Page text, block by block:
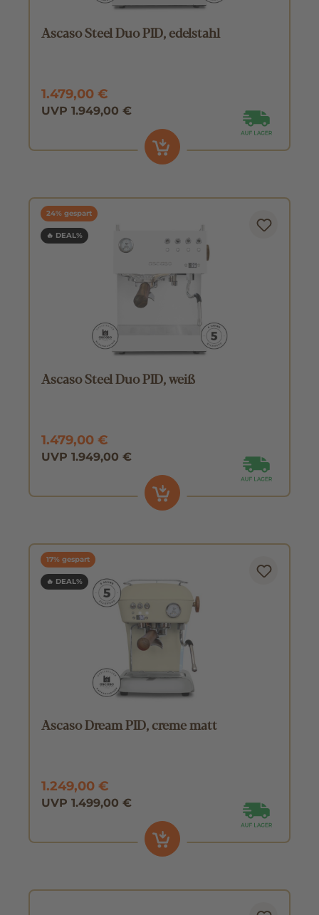
Ascaso Steel Duo PID, edelstahl
1.479,00 €
UVP 1.949,00 €
24% gespart
🔥 DEAL%
Ascaso Steel Duo PID, weiß
1.479,00 €
UVP 1.949,00 €
17% gespart
🔥 DEAL%
Ascaso Dream PID, creme matt
1.249,00 €
UVP 1.499,00 €